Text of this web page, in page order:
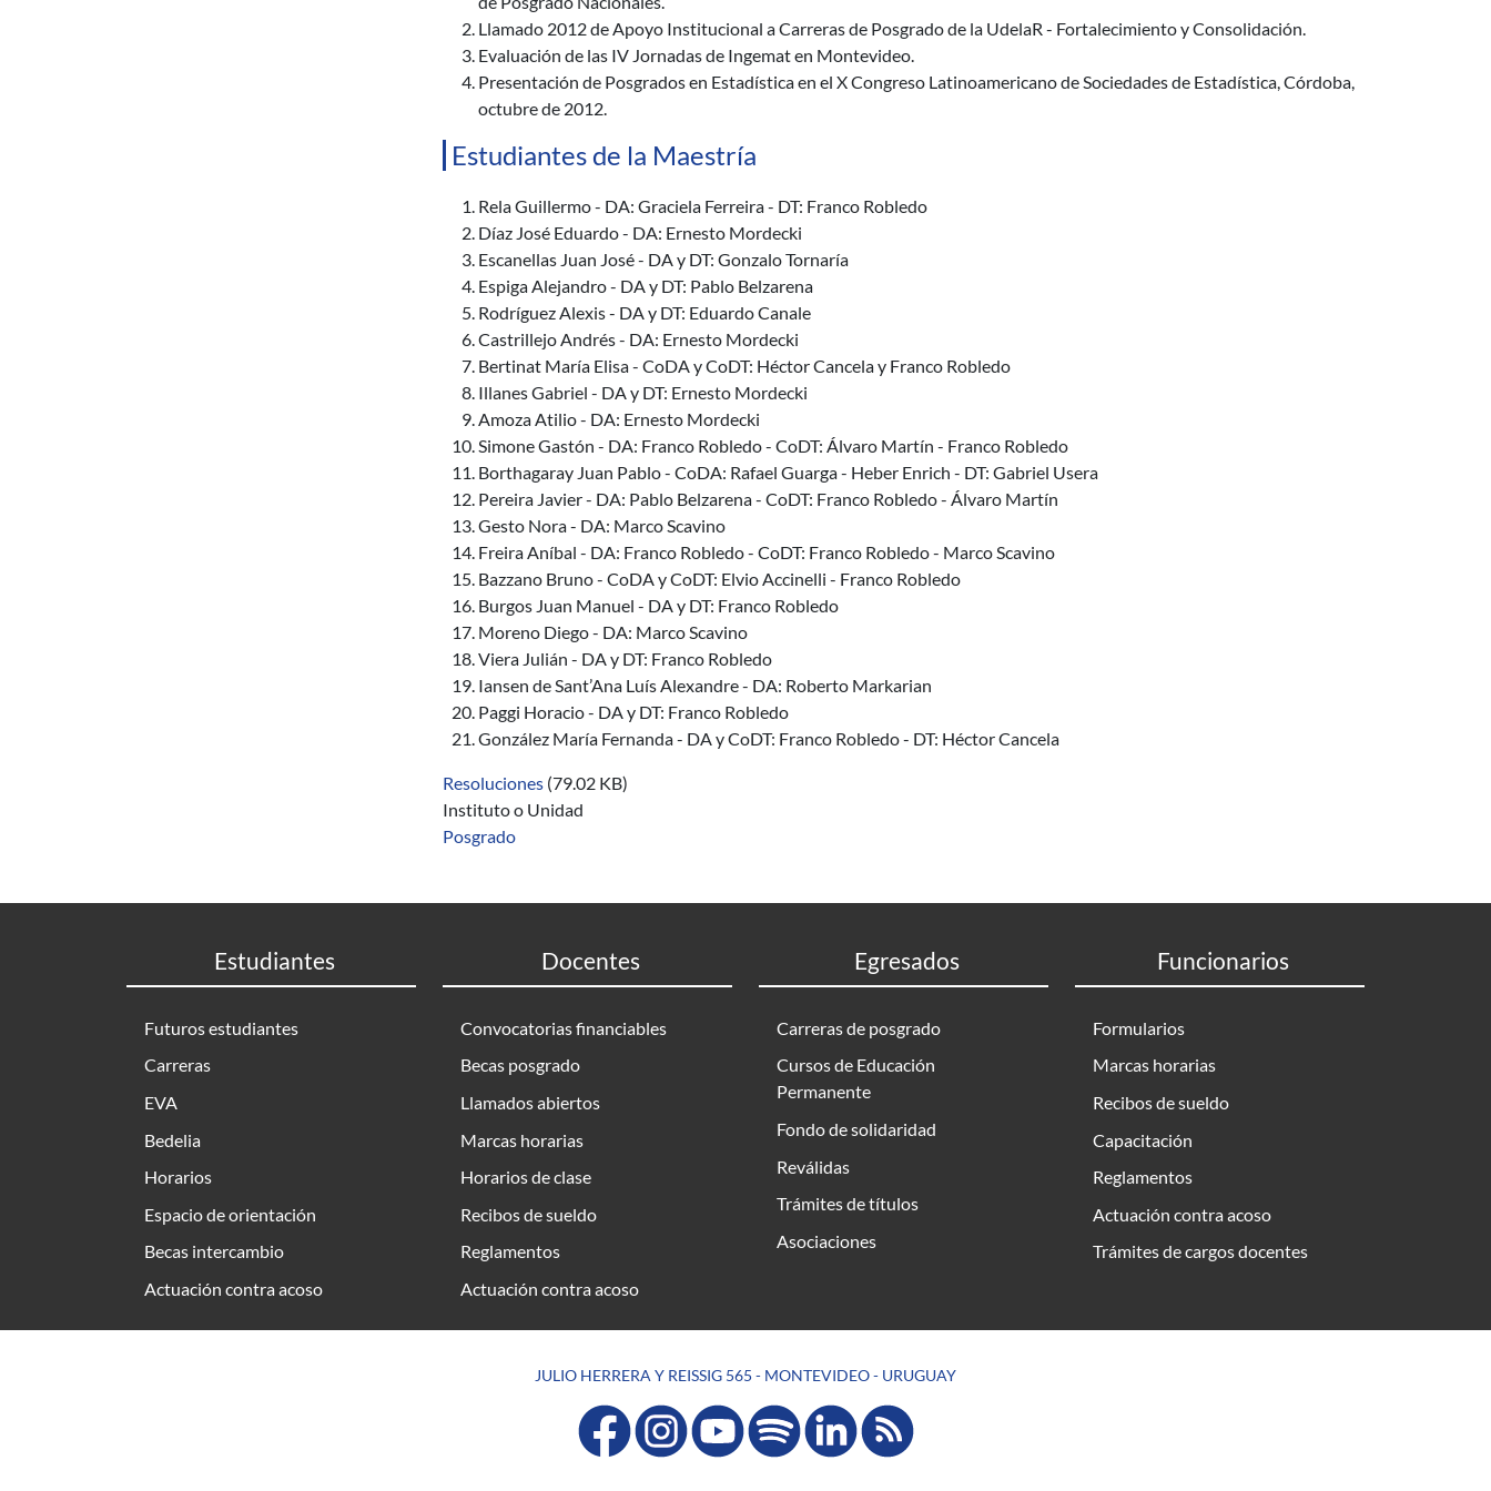
Llamado 2012 de Apoyo Institucional a Carreras de Posgrado de la UdelaR - Fortalecimiento y Consolidación.
Evaluación de las IV Jornadas de Ingemat en Montevideo.
Presentación de Posgrados en Estadística en el X Congreso Latinoamericano de Sociedades de Estadística, Córdoba,
octubre de 2012.
Estudiantes de la Maestría
Rela Guillermo - DA: Graciela Ferreira - DT: Franco Robledo
Díaz José Eduardo - DA: Ernesto Mordecki
Escanellas Juan José - DA y DT: Gonzalo Tornaría
Espiga Alejandro - DA y DT: Pablo Belzarena
Rodríguez Alexis - DA y DT: Eduardo Canale
Castrillejo Andrés - DA: Ernesto Mordecki
Bertinat María Elisa - CoDA y CoDT: Héctor Cancela y Franco Robledo
Illanes Gabriel - DA y DT: Ernesto Mordecki
Amoza Atilio - DA: Ernesto Mordecki
Simone Gastón - DA: Franco Robledo - CoDT: Álvaro Martín - Franco Robledo
Borthagaray Juan Pablo - CoDA: Rafael Guarga - Heber Enrich - DT: Gabriel Usera
Pereira Javier - DA: Pablo Belzarena - CoDT: Franco Robledo - Álvaro Martín
Gesto Nora - DA: Marco Scavino
Freira Aníbal - DA: Franco Robledo - CoDT: Franco Robledo - Marco Scavino
Bazzano Bruno - CoDA y CoDT: Elvio Accinelli - Franco Robledo
Burgos Juan Manuel - DA y DT: Franco Robledo
Moreno Diego - DA: Marco Scavino
Viera Julián - DA y DT: Franco Robledo
Iansen de Sant’Ana Luís Alexandre - DA: Roberto Markarian
Paggi Horacio - DA y DT: Franco Robledo
González María Fernanda - DA y CoDT: Franco Robledo - DT: Héctor Cancela
Resoluciones (79.02 KB)
Instituto o Unidad
Posgrado
Estudiantes
Futuros estudiantes
Carreras
EVA
Bedelia
Horarios
Espacio de orientación
Becas intercambio
Actuación contra acoso
Docentes
Convocatorias financiables
Becas posgrado
Llamados abiertos
Marcas horarias
Horarios de clase
Recibos de sueldo
Reglamentos
Actuación contra acoso
Egresados
Carreras de posgrado
Cursos de Educación
Permanente
Fondo de solidaridad
Reválidas
Trámites de títulos
Asociaciones
Funcionarios
Formularios
Marcas horarias
Recibos de sueldo
Capacitación
Reglamentos
Actuación contra acoso
Trámites de cargos docentes
JULIO HERRERA Y REISSIG 565 - MONTEVIDEO - URUGUAY